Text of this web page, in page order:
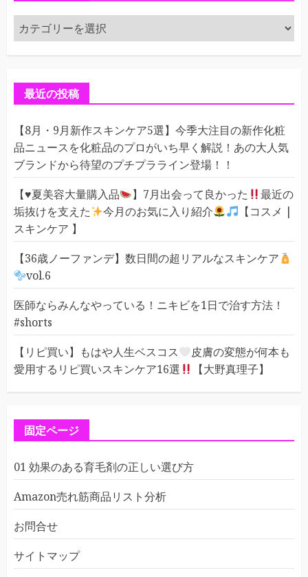
カ
テ
ゴ
最近の投稿
【8月・9月新作スキンケア5選】今季大注目の新作化粧
品ニュースを化粧品のプロがいち早く解説！あの大人気
ブランドから待望のプチプラライン登場！！
【♥️夏美容大量購入品 】7月出会って良かった
最近の
垢抜けを支えた
今月のお気に入り紹介
【コスメ |
スキンケア 】
【36歳ノーファンデ】数日間の超リアルなスキンケア
vol.6
医師ならみんなやっている！ニキビを1日で治す方法！
#shorts
【リピ買い】もはや人生ベスコス
皮膚の変態が何本も
愛用するリピ買いスキンケア16選
【大野真理子】
固定ページ
01 効果のある育毛剤の正しい選び方
Amazon売れ筋商品リスト分析
お問合せ
サイトマップ